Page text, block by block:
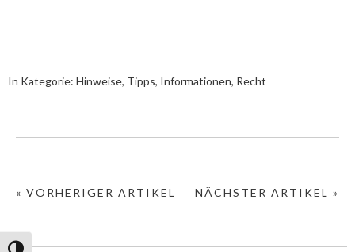
In Kategorie: Hinweise, Tipps, Informationen, Recht
NÄCHSTER ARTIKEL »
« VORHERIGER ARTIKEL